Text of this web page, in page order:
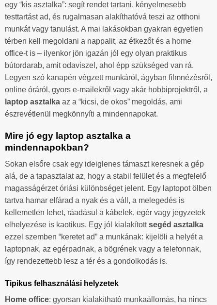
egy “kis asztalka”: segít rendet tartani, kényelmesebb
testtartást ad, és rugalmasan alakíthatóvá teszi az otthoni
munkát vagy tanulást. A mai lakásokban gyakran egyetlen
térben kell megoldani a nappalit, az étkezőt és a home
office-t is – ilyenkor jön igazán jól egy olyan praktikus
bútordarab, amit odaviszel, ahol épp szükséged van rá.
Legyen szó kanapén végzett munkáról, ágyban filmnézésről,
online óráról, gyors e-mailekről vagy akár hobbiprojektről, a
laptop asztalka az a “kicsi, de okos” megoldás, ami
észrevétlenül megkönnyíti a mindennapokat.
Mire jó egy laptop asztalka a
mindennapokban?
Sokan elsőre csak egy ideiglenes támaszt keresnek a gép
alá, de a tapasztalat az, hogy a stabil felület és a megfelelő
magasságérzet óriási különbséget jelent. Egy laptopot ölben
tartva hamar elfárad a nyak és a váll, a melegedés is
kellemetlen lehet, ráadásul a kábelek, egér vagy jegyzetek
elhelyezése is kaotikus. Egy jól kialakítottsegéd asztalka
ezzel szemben “keretet ad” a munkának: kijelöli a helyét a
laptopnak, az egérpadnak, a bögrének vagy a telefonnak,
így rendezettebb lesz a tér és a gondolkodás is.
Tipikus felhasználási helyzetek
Home office: gyorsan kialakítható munkaállomás, ha nincs